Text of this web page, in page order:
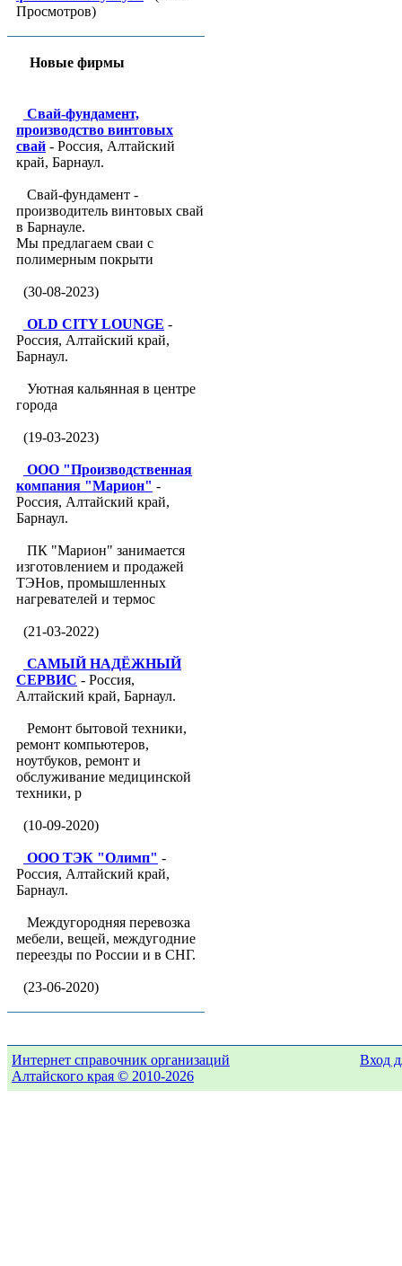
Просмотров)
Новые фирмы
Свай-фундамент,
производство винтовых
свай - Россия, Алтайский
край, Барнаул.
Свай-фундамент -
производитель винтовых свай
в Барнауле.
Мы предлагаем сваи с
полимерным покрыти
(30-08-2023)
OLD CITY LOUNGE -
Россия, Алтайский край,
Барнаул.
Уютная кальянная в центре
города
(19-03-2023)
ООО "Производственная
компания "Марион" -
Россия, Алтайский край,
Барнаул.
ПК "Марион" занимается
изготовлением и продажей
ТЭНов, промышленных
нагревателей и термос
(21-03-2022)
САМЫЙ НАДЁЖНЫЙ
СЕРВИС - Россия,
Алтайский край, Барнаул.
Ремонт бытовой техники,
ремонт компьютеров,
ноутбуков, ремонт и
обслуживание медицинской
техники, р
(10-09-2020)
ООО ТЭК "Олимп" -
Россия, Алтайский край,
Барнаул.
Междугородняя перевозка
мебели, вещей, междугодние
переезды по России и в СНГ.
(23-06-2020)
Интернет справочник организаций
Алтайского края © 2010-2026
Вход